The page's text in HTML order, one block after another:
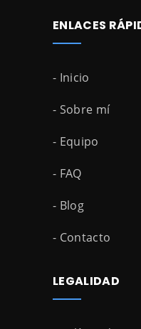
ENLACES
- Inicio
- Sobre mí
- Equipo
- FAQ
- Blog
- Contacto
LEGALIDAD